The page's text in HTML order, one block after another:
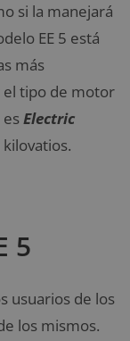
si la manejará
EE 5 está
más
el tipo de motor
Electric
5
usuarios de los
los mismos.